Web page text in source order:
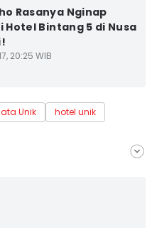
Rasanya Nginap
Hotel Bintang 5 di Nusa
20:25 WIB
Unik hotel unik